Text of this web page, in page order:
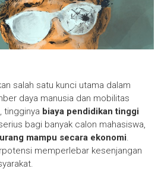
salah satu kunci utama dalam
daya manusia dan mobilitas
tingginya biaya pendidikan tinggi
bagi banyak calon mahasiswa,
mampu secara ekonomi.
memperlebar kesenjangan